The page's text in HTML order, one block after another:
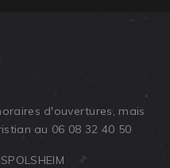
d'ouvertures, mais
au 06 08 32 40 50